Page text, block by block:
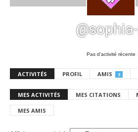
Pas d’activité récente
ACTIVITÉS PROFIL AMIS 3
MES ACTIVITÉS MES CITATIONS
MES AMIS